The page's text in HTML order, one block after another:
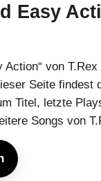
Easy
Action“ von
Seite findest
Titel, letzte
Songs von